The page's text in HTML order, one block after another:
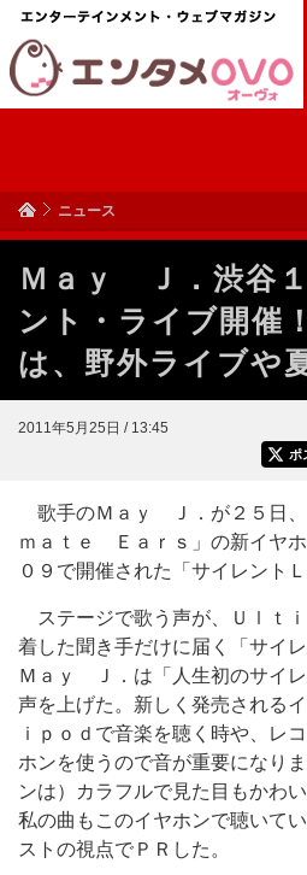
ニュース
Ｍａｙ Ｊ．渋谷
ント・ライブ開催
は、野外ライブや
2011年5月25日 / 13:45
ポ
歌手のＭａｙ Ｊ．が２５日
ｍａｔｅ Ｅａｒｓ」の新イヤホ
０９で開催された「サイレント
ステージで歌う声が、Ｕｌｔ
着した聞き手だけに届く「サイ
Ｍａｙ Ｊ．は「人生初のサイ
声を上げた。新しく発売される
ｉｐｏｄで音楽を聴く時や、レ
ホンを使うので音が重要になり
ンは）カラフルで見た目もかわ
私の曲もこのイヤホンで聴いて
ストの視点でＰＲした。